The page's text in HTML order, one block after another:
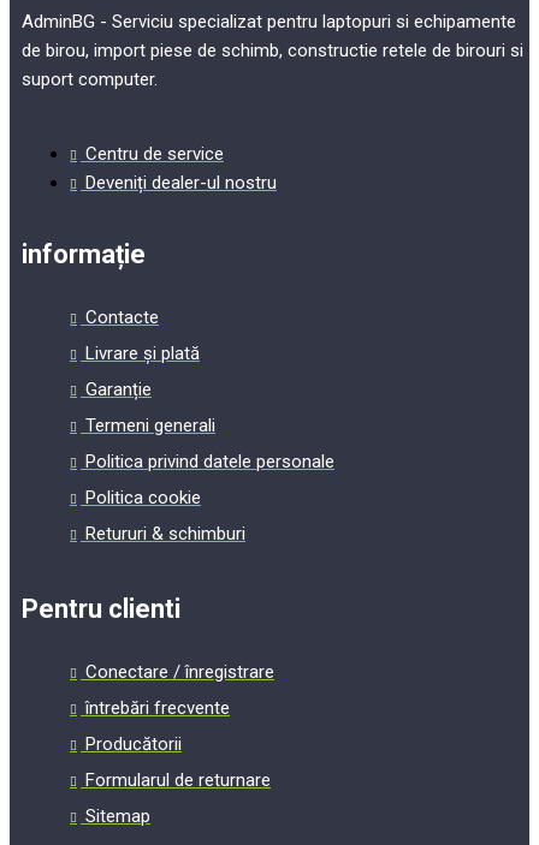
AdminBG - Serviciu specializat pentru laptopuri si echipamente
de birou, import piese de schimb, constructie retele de birouri si
suport computer.
Centru de service
Deveniți dealer-ul nostru
informație
Contacte
Livrare și plată
Garanție
Termeni generali
Politica privind datele personale
Politica cookie
Retururi & schimburi
Pentru clienti
Conectare / înregistrare
întrebări frecvente
Producătorii
Formularul de returnare
Sitemap